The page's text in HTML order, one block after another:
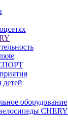
детей
оборудование
CHERY